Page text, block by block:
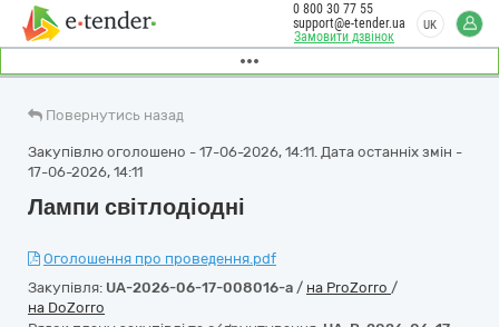
Замовити дзвінок
0 800 30 77 55
support@e-tender.ua
UK
Повернутись назад
Закупівлю оголошено - 17-06-2026, 14:11. Дата останніх змін -
17-06-2026, 14:11
Лампи світлодіодні
Оголошення про проведення.pdf
Закупівля: UA-2026-06-17-008016-a / на ProZorro /
на DoZorro